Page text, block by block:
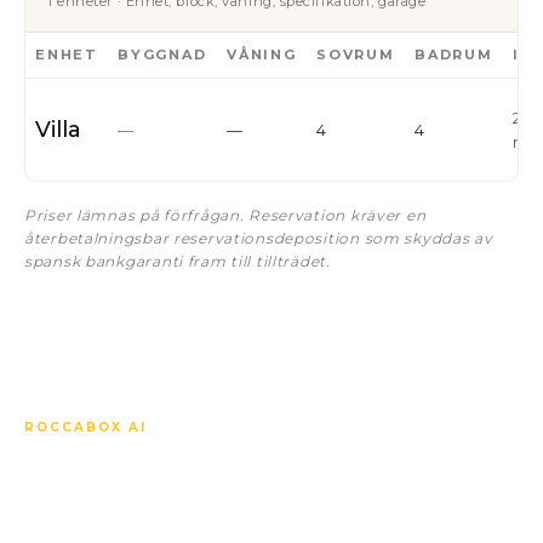
ENHET BYGGNAD VÅNING SOVRUM BADRUM
Villa — — 4 4
280
m²
Priser lämnas på förfrågan. Reservation kräver en
återbetalningsbar reservationsdeposition som skyddas av
spansk bankgaranti fram till tillträdet.
ROCCABOX AI